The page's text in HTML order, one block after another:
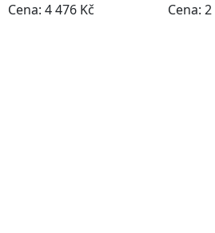
Cena: 4 476 Kč
Cena: